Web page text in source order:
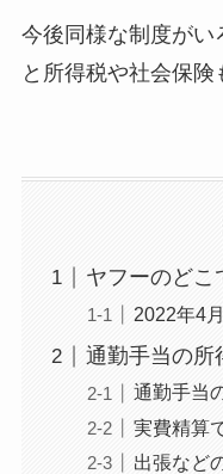
今後同様な制度がい
と所得税や社会保険
ヤフーのどこ
2022年4
通勤手当の所
通勤手当
実費精算
出張など